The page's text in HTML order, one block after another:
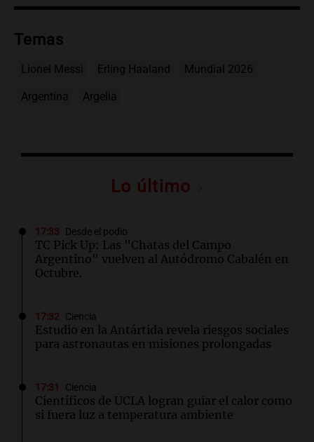
Temas
Lionel Messi Erling Haaland Mundial 2026
Argentina Argelia
Lo último
17:33 Desde el podio
TC Pick Up: Las "Chatas del Campo
Argentino" vuelven al Autódromo Cabalén en
Octubre.
17:32 Ciencia
Estudio en la Antártida revela riesgos sociales
para astronautas en misiones prolongadas
17:31 Ciencia
Científicos de UCLA logran guiar el calor como
si fuera luz a temperatura ambiente